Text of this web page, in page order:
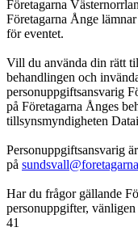
Företagarna
Företagarna Ånge
för eventet.
Vill du använda din rätt
behandlingen och
personuppgiftsansvarig
på Företagarna Ånges
tillsynsmyndigheten
Personuppgiftsansvarig
på
Har du frågor gällande
personuppgifter,
41